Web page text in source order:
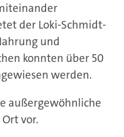
der Loki-Schmidt-
und
konnten über 50
werden.
außergewöhnliche
vor.